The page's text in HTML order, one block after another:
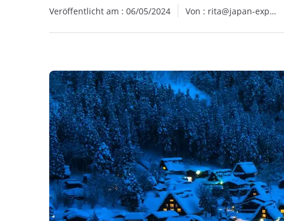
Veröffentlicht am : 06/05/2024 Von : rita@japan-exp…